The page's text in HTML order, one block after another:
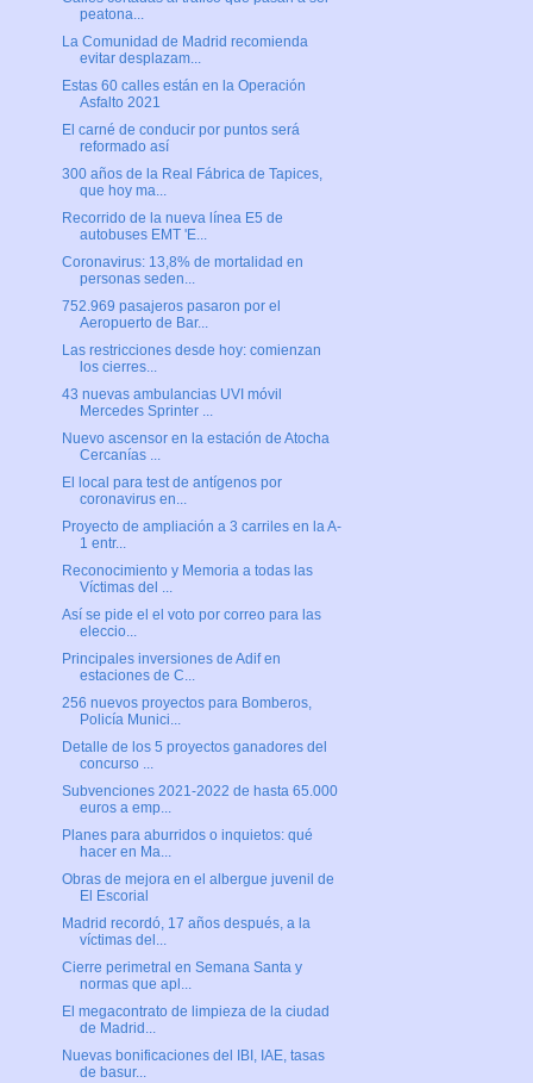
peatona...
La Comunidad de Madrid recomienda
evitar desplazam...
Estas 60 calles están en la Operación
Asfalto 2021
El carné de conducir por puntos será
reformado así
300 años de la Real Fábrica de Tapices,
que hoy ma...
Recorrido de la nueva línea E5 de
autobuses EMT 'E...
Coronavirus: 13,8% de mortalidad en
personas seden...
752.969 pasajeros pasaron por el
Aeropuerto de Bar...
Las restricciones desde hoy: comienzan
los cierres...
43 nuevas ambulancias UVI móvil
Mercedes Sprinter ...
Nuevo ascensor en la estación de Atocha
Cercanías ...
El local para test de antígenos por
coronavirus en...
Proyecto de ampliación a 3 carriles en la A-
1 entr...
Reconocimiento y Memoria a todas las
Víctimas del ...
Así se pide el el voto por correo para las
eleccio...
Principales inversiones de Adif en
estaciones de C...
256 nuevos proyectos para Bomberos,
Policía Munici...
Detalle de los 5 proyectos ganadores del
concurso ...
Subvenciones 2021-2022 de hasta 65.000
euros a emp...
Planes para aburridos o inquietos: qué
hacer en Ma...
Obras de mejora en el albergue juvenil de
El Escorial
Madrid recordó, 17 años después, a la
víctimas del...
Cierre perimetral en Semana Santa y
normas que apl...
El megacontrato de limpieza de la ciudad
de Madrid...
Nuevas bonificaciones del IBI, IAE, tasas
de basur...